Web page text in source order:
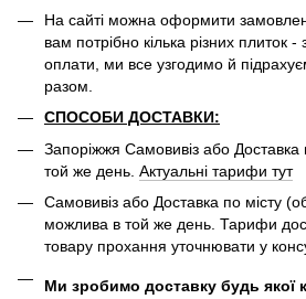
На сайті можна оформити
вам потрібно кілька різних плиток
оплати, ми все узгодимо й
разом.
СПОСОБИ ДОСТАВКИ:
Запоріжжя Самовивіз або
той же день. Актуальні тарифи тут
Самовивіз або Доставка по місту
можлива в той же день. Тарифи
товару прохання уточнювати у
Ми зробимо доставку будь якої